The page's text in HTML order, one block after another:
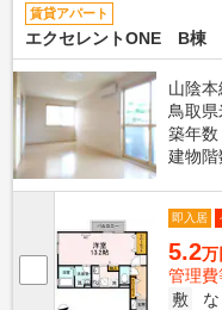
賃貸アパート
エクセレントONE B棟
山陰
鳥取
築年数
建物階
即入居
5.2万
管理費
敷